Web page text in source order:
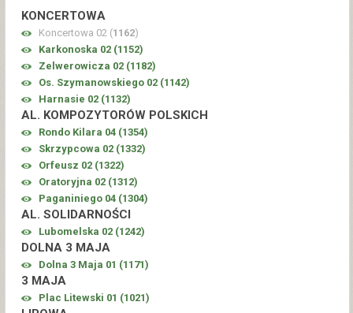
KONCERTOWA
Koncertowa 02 (1162)
Karkonoska 02 (1152)
Zelwerowicza 02 (1182)
Os. Szymanowskiego 02 (1142)
Harnasie 02 (1132)
AL. KOMPOZYTORÓW POLSKICH
Rondo Kilara 04 (1354)
Skrzypcowa 02 (1332)
Orfeusz 02 (1322)
Oratoryjna 02 (1312)
Paganiniego 04 (1304)
AL. SOLIDARNOŚCI
Lubomelska 02 (1242)
DOLNA 3 MAJA
Dolna 3 Maja 01 (1171)
3 MAJA
Plac Litewski 01 (1021)